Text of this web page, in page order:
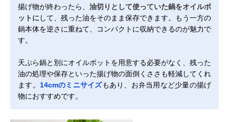
揚げ物が終わったら、 油切りとして使っていた鍋をオイルポ
ットに して、残った油をそのまま保存できます。もう一方の
鍋本体を逆さに重ねて、コンパクトに収納できるのが魅力で
す。
天ぷら鍋と別にオイルポットを用意する必要がなく、残った
油の処理や保存といった揚げ物の面倒くささも軽減してくれ
ます。 14cmのミニサイズもあり、お弁当用など少量の揚げ
物におすすめです。